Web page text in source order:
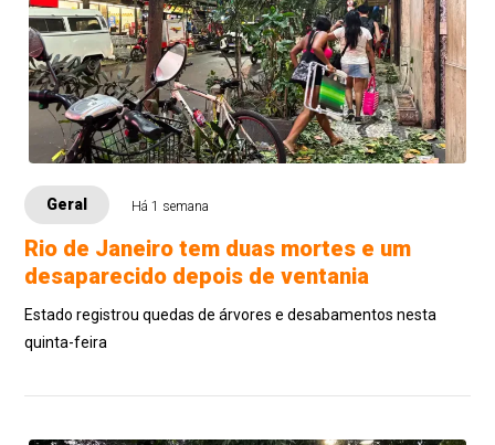
Geral Há 1 semana
Rio de Janeiro tem duas mortes e um
desaparecido depois de ventania
Estado registrou quedas de árvores e desabamentos nesta
quinta-feira